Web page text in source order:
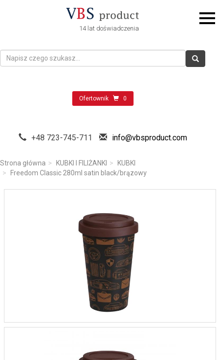
14 lat doświadczenia
Ofertownik 0
+48 723-745-711 info@vbsproduct.com
Strona główna KUBKI I FILIŻANKI
KUBKI
Freedom Classic 280ml satin black/brązowy